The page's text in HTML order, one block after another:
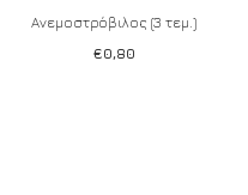
Ανεμοστρόβιλος (3 τεμ.)
€0,80